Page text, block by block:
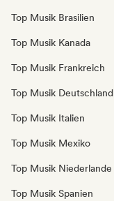
Top Musik Brasilien
Top Musik Kanada
Top Musik Frankreich
Top Musik Deutschland
Top Musik Italien
Top Musik Mexiko
Top Musik Niederlande
Top Musik Spanien